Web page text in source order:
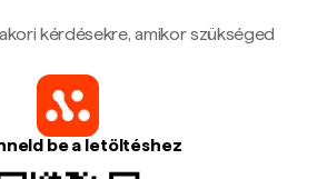
kérdésekre, amikor szükséged
be a letöltéshez